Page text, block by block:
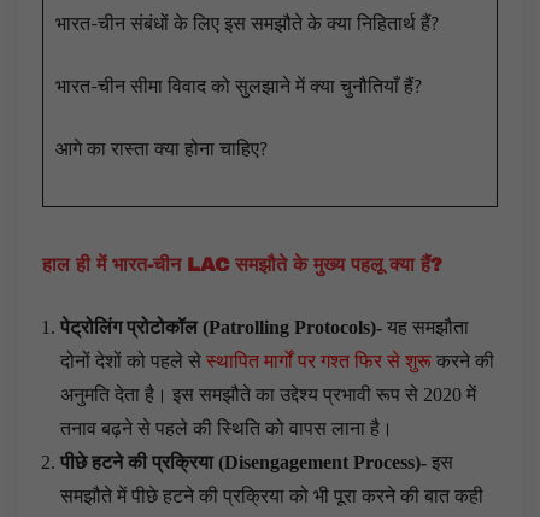
भारत-चीन संबंधों के लिए इस समझौते के क्या निहितार्थ हैं?
भारत-चीन सीमा विवाद को सुलझाने में क्या चुनौतियाँ हैं?
आगे का रास्ता क्या होना चाहिए?
हाल ही में भारत-चीन LACसमझौते के मुख्य पहलू क्या हैं?
पेट्रोलिंग प्रोटोकॉल (Patrolling Protocols)- यह समझौता
दोनों देशों को पहले से स्थापित मार्गों पर गश्त फिर से शुरू करने की
अनुमति देता है। इस समझौते का उद्देश्य प्रभावी रूप से 2020 में
तनाव बढ़ने से पहले की स्थिति को वापस लाना है।
पीछे हटने की प्रक्रिया (Disengagement Process)- इस
समझौते में पीछे हटने की प्रक्रिया को भी पूरा करने की बात कही